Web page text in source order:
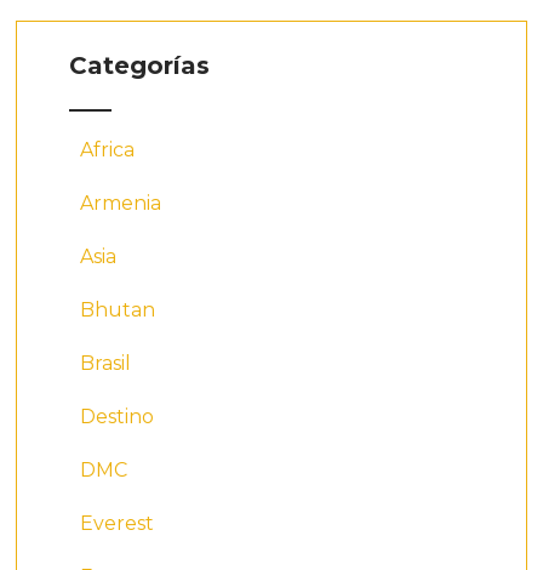
Categorías
Africa
Armenia
Asia
Bhutan
Brasil
Destino
DMC
Everest